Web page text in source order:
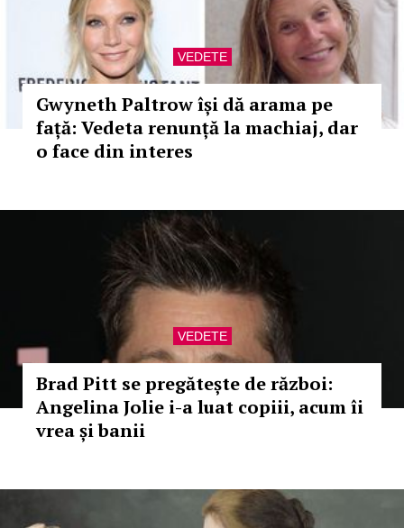
VEDETE
Gwyneth Paltrow își dă arama pe
față: Vedeta renunță la machiaj, dar
o face din interes
VEDETE
Brad Pitt se pregătește de război:
Angelina Jolie i-a luat copiii, acum îi
vrea și banii